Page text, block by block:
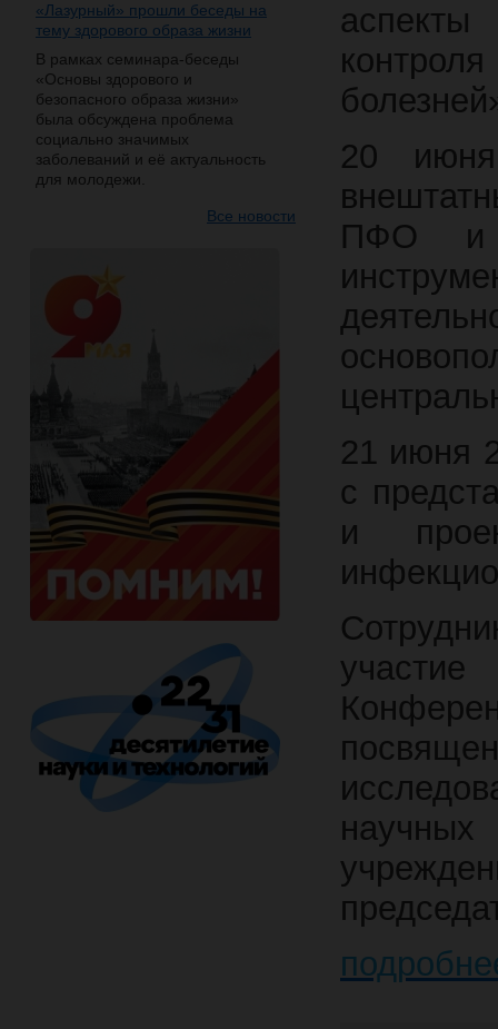
«Лазурный» прошли беседы на
тему здорового образа жизни
В рамках семинара-беседы
«Основы здорового и
безопасного образа жизни»
была обсуждена проблема
социально значимых
заболеваний и её актуальность
для молодежи.
Все новости
20
ПФО и
21 июня
с
и
научных